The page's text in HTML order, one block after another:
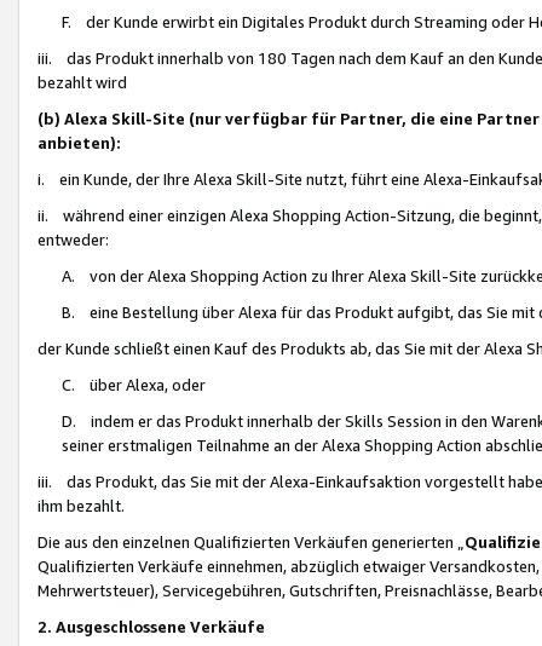
F. der Kunde erwirbt ein Digitales Produkt durch Streaming oder
iii. das Produkt innerhalb von 180 Tagen nach dem Kauf an den
bezahlt wird
(b) Alexa Skill-Site (nur verfügbar für Partner, die eine
anbieten):
i. ein Kunde, der Ihre Alexa Skill-Site nutzt, führt eine Alexa-
ii. während einer einzigen Alexa Shopping Action-Sitzung, die
entweder:
A. von der Alexa Shopping Action zu Ihrer Alexa Skill-Site
B. eine Bestellung über Alexa für das Produkt aufgibt, das Sie mit
der Kunde schließt einen Kauf des Produkts ab, das Sie mit der Alexa
C. über Alexa, oder
D. indem er das Produkt innerhalb der Skills Session in den
seiner erstmaligen Teilnahme an der Alexa Shopping Action
iii. das Produkt, das Sie mit der Alexa-Einkaufsaktion vorgestellt
ihm bezahlt.
Die aus den einzelnen Qualifizierten Verkäufen generierten „
Qualifizierten Verkäufe einnehmen, abzüglich etwaiger
Mehrwertsteuer), Servicegebühren, Gutschriften, Preisnachlässe,
2. Ausgeschlossene Verkäufe